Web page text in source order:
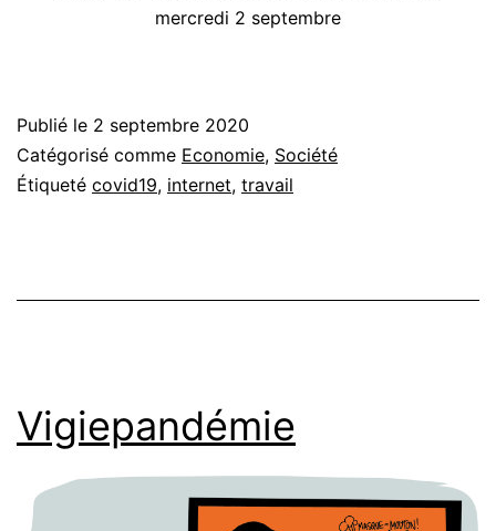
mercredi 2 septembre
Publié le 2 septembre 2020
Catégorisé comme Economie, Société
Étiqueté covid19, internet, travail
Vigiepandémie